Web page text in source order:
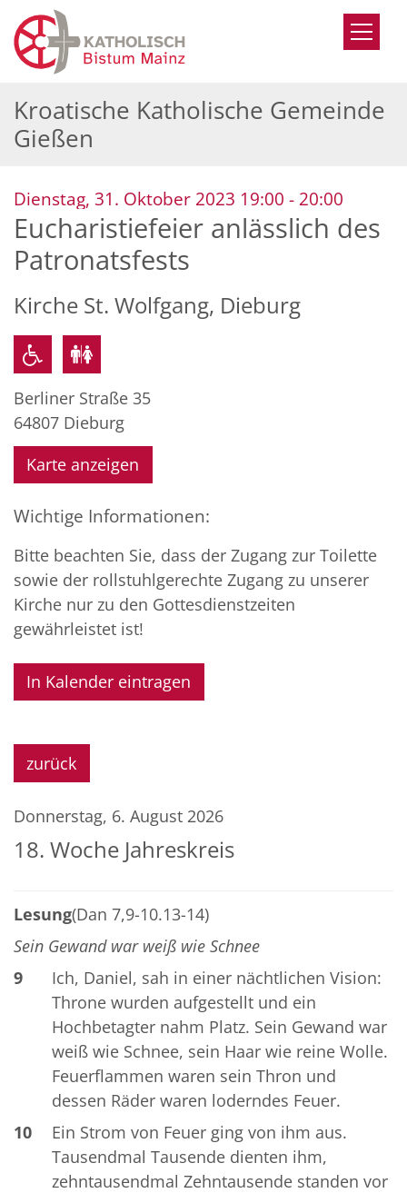
Zum Inhalt springen
Kroatische Katholische Gemeinde
Gießen
Dienstag, 31. Oktober 2023 19:00 - 20:00
Eucharistiefeier anlässlich des
Patronatsfests
Kirche St. Wolfgang, Dieburg
Berliner Straße 35
64807 Dieburg
Karte anzeigen
Wichtige Informationen:
Bitte beachten Sie, dass der Zugang zur Toilette
sowie der rollstuhlgerechte Zugang zu unserer
Kirche nur zu den Gottesdienstzeiten
gewährleistet ist!
In Kalender eintragen
zurück
Donnerstag, 6. August 2026
18. Woche Jahreskreis
Lesung(Dan 7,9-10.13-14)
Sein Gewand war weiß wie Schnee
9
Ich, Daniel, sah in einer nächtlichen Vision:
Throne wurden aufgestellt und ein
Hochbetagter nahm Platz. Sein Gewand war
weiß wie Schnee, sein Haar wie reine Wolle.
Feuerflammen waren sein Thron und
dessen Räder waren loderndes Feuer.
10
Ein Strom von Feuer ging von ihm aus.
Tausendmal Tausende dienten ihm,
zehntausendmal Zehntausende standen vor